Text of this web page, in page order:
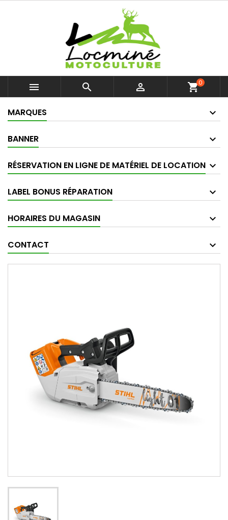
   shopping_cart0
MARQUES
BANNER
RÉSERVATION EN LIGNE DE MATÉRIEL DE LOCATION
LABEL BONUS RÉPARATION
HORAIRES DU MAGASIN
CONTACT